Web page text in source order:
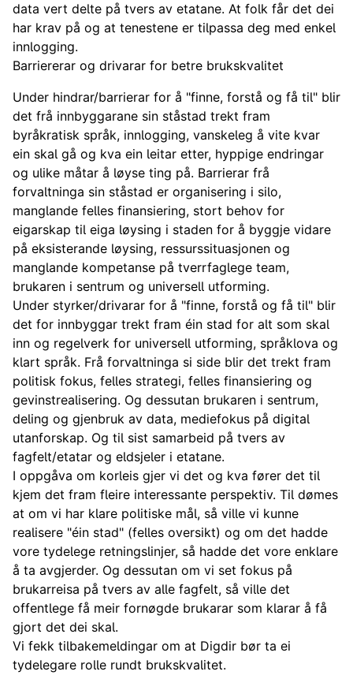
data vert delte på tvers av etatane. At folk får det dei
har krav på og at tenestene er tilpassa deg med enkel
innlogging.
Barriererar og drivarar for betre brukskvalitet
Under hindrar/barrierar for å "finne, forstå og få til" blir
det frå innbyggarane sin ståstad trekt fram
byråkratisk språk, innlogging, vanskeleg å vite kvar
ein skal gå og kva ein leitar etter, hyppige endringar
og ulike måtar å løyse ting på. Barrierar frå
forvaltninga sin ståstad er organisering i silo,
manglande felles finansiering, stort behov for
eigarskap til eiga løysing i staden for å byggje vidare
på eksisterande løysing, ressurssituasjonen og
manglande kompetanse på tverrfaglege team,
brukaren i sentrum og universell utforming.
Under styrker/drivarar for å "finne, forstå og få til" blir
det for innbyggar trekt fram éin stad for alt som skal
inn og regelverk for universell utforming, språklova og
klart språk. Frå forvaltninga si side blir det trekt fram
politisk fokus, felles strategi, felles finansiering og
gevinstrealisering. Og dessutan brukaren i sentrum,
deling og gjenbruk av data, mediefokus på digital
utanforskap. Og til sist samarbeid på tvers av
fagfelt/etatar og eldsjeler i etatane.
I oppgåva om korleis gjer vi det og kva fører det til
kjem det fram fleire interessante perspektiv. Til dømes
at om vi har klare politiske mål, så ville vi kunne
realisere "éin stad" (felles oversikt) og om det hadde
vore tydelege retningslinjer, så hadde det vore enklare
å ta avgjerder. Og dessutan om vi set fokus på
brukarreisa på tvers av alle fagfelt, så ville det
offentlege få meir fornøgde brukarar som klarar å få
gjort det dei skal.
Vi fekk tilbakemeldingar om at Digdir bør ta ei
tydelegare rolle rundt brukskvalitet.